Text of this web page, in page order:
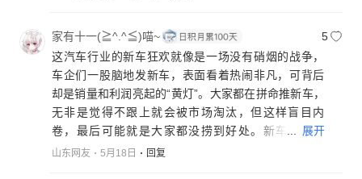
家有十一(≧^.^≦)喵~
5
这汽车行业的新车狂欢就像是一场没有硝烟的战争，
车企们一股脑地发新车，表面看着热闹非凡，可背后
却是销量和利润亮起的“黄灯”。大家都在拼命推新车，
无非是觉得不跟上就会被市场淘汰，但这样盲目内
卷，最后可能就是大家都没捞到好处。新车又多又
像，技术同质化严重，消费者都看花眼、产生观望情
展开
山东网友 5月18日 回复